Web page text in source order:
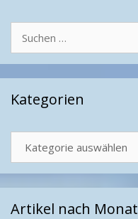
nach:
Kategorien
Artikel nach Monat